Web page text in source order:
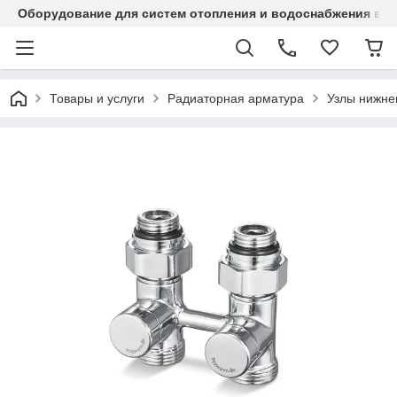
Оборудование для систем отопления и водоснабжения в
Товары и услуги Радиаторная арматура Узлы